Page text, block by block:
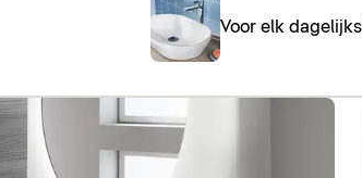
Voor elk